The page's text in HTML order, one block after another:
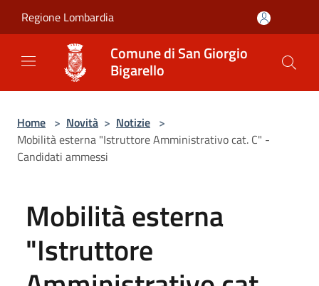
Regione Lombardia
Comune di San Giorgio
Bigarello
Home > Novità > Notizie >
Mobilità esterna "Istruttore Amministrativo cat. C" -
Candidati ammessi
Mobilità esterna
"Istruttore